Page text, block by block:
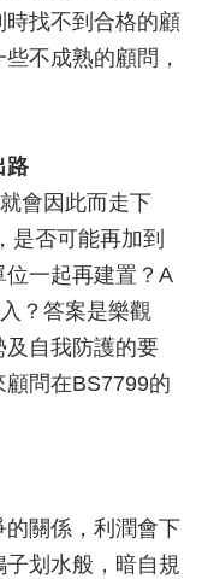
找不到合格的顧
不成熟的顧問，
路
會因此而走下
是否可能再加到
位一起再建置？A
？答案是樂觀
自我防護的要
問在BS7799的
關係，利潤會下
划水般，暗自規